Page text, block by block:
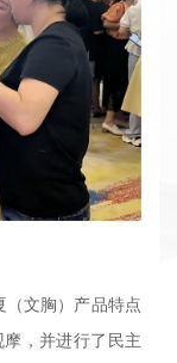
（文胸）产品特点
，并进行了民主